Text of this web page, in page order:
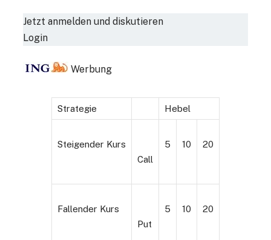
Jetzt anmelden und diskutieren
Login
Werbung
Strategie Hebel
Steigender Kurs
Call
5 10 20
Fallender Kurs
Put
5 10 20